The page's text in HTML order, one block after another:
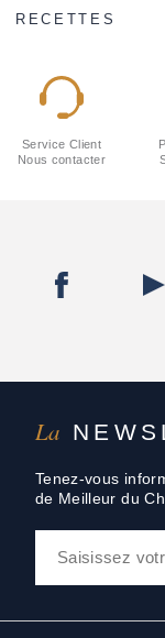
RECETTES
La
Tenez-vous
de Meilleur du
Service Client
Nous contacter